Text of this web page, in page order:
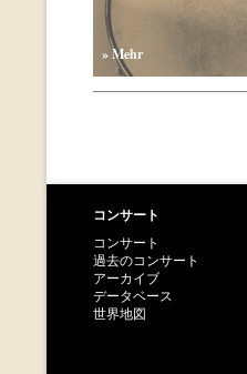
» Mehr
コンサート
コンサート
過去のコンサート
アーカイブ
データベース
世界地図